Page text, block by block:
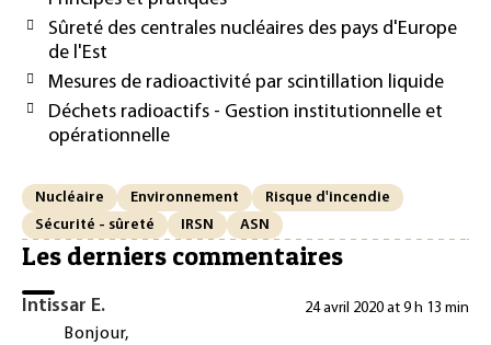
Sûreté des centrales nucléaires des pays d'Europe
de l'Est
Mesures de radioactivité par scintillation liquide
Déchets radioactifs - Gestion institutionnelle et
opérationnelle
Nucléaire Environnement
Risque d'incendie
Sécurité - sûreté
IRSN ASN
Les derniers commentaires
Intissar E. 24 avril 2020 at 9 h 13 min
Bonjour,